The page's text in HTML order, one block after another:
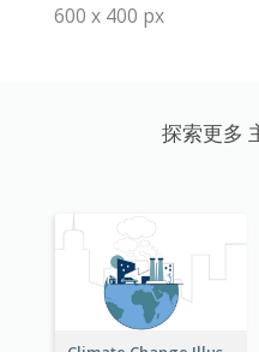
600 x 400 px
探索更多